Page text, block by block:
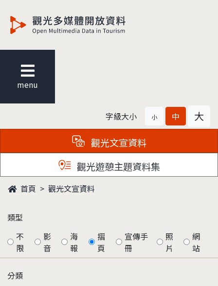
menu
字級大小 小 中 大
觀光文宣資料
觀光遊憩主題資料集
首頁 觀光文宣資料
類型
不
限
影
音
海
報
摺
頁
宣傳手
冊
照
片
網
站
分類